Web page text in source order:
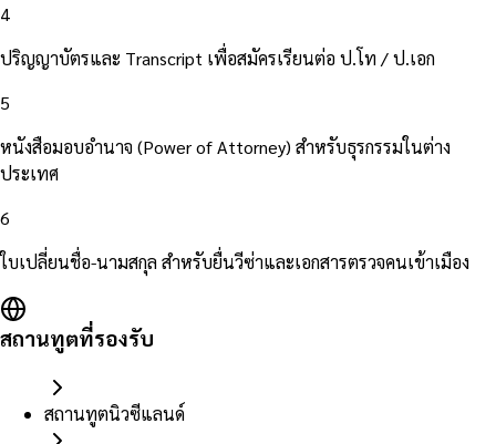
4
ปริญญาบัตรและ Transcript เพื่อสมัครเรียนต่อ ป.โท / ป.เอก
5
หนังสือมอบอำนาจ (Power of Attorney) สำหรับธุรกรรมในต่าง
ประเทศ
6
ใบเปลี่ยนชื่อ-นามสกุล สำหรับยื่นวีซ่าและเอกสารตรวจคนเข้าเมือง
สถานทูตที่รองรับ
สถานทูตนิวซีแลนด์